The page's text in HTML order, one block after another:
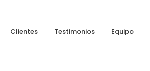
Clientes Testimonios Equipo